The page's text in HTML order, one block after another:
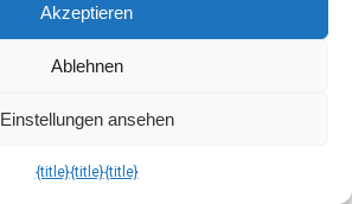
Akzeptieren
Ablehnen
Einstellungen ansehen
{title}{title}{title}